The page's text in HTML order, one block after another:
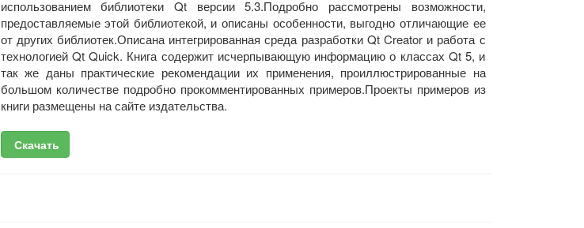
использованием библиотеки Qt версии 5.3.Подробно рассмотрены возможности,
предоставляемые этой библиотекой, и описаны особенности, выгодно отличающие ее
от других библиотек.Описана интегрированная среда разработки Qt Creator и работа с
технологией Qt Quick. Книга содержит исчерпывающую информацию о классах Qt 5, и
так же даны практические рекомендации их применения, проиллюстрированные на
большом количестве подробно прокомментированных примеров.Проекты примеров из
книги размещены на сайте издательства.
Скачать